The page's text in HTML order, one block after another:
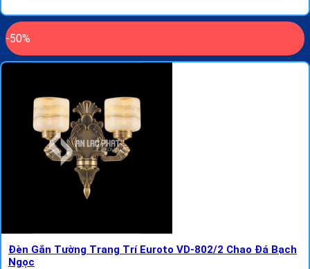
-50%
Đèn Gắn Tường Trang Trí Euroto VD-802/2 Chao Đá Bạch
Ngọc